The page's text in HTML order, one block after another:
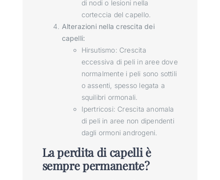
di nodi o lesioni nella
corteccia del capello.
Alterazioni nella crescita dei
capelli:
Hirsutismo: Crescita
eccessiva di peli in aree dove
normalmente i peli sono sottili
o assenti, spesso legata a
squilibri ormonali.
Ipertricosi: Crescita anomala
di peli in aree non dipendenti
dagli ormoni androgeni.
La perdita di capelli è
sempre permanente?